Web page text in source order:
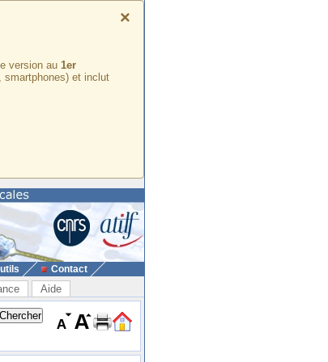
×
version au 1er
smartphones) et inclut
Contact
Aide